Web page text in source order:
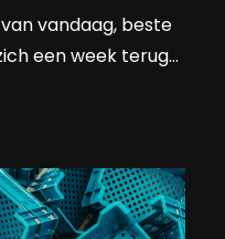
vandaag, beste
een week terug...